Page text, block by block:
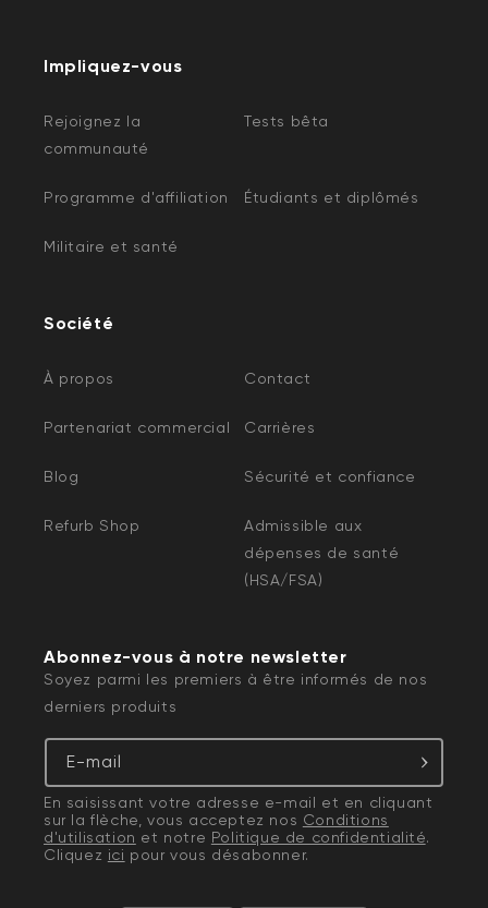
Impliquez-vous
Rejoignez la
communauté
Tests bêta
Programme d'affiliation Étudiants et diplômés
Militaire et santé
Société
À propos Contact
Partenariat commercial Carrières
Blog Sécurité et confiance
Refurb Shop
Admissible aux
dépenses de santé
(HSA/FSA)
Abonnez-vous à notre newsletter
Soyez parmi les premiers à être informés de nos
derniers produits
E-mail
En saisissant votre adresse e-mail et en cliquant
sur la flèche, vous acceptez nos Conditions
d'utilisation et notre Politique de confidentialité.
Cliquez ici pour vous désabonner.